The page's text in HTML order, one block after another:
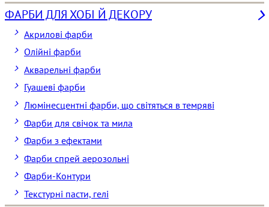
ФАРБИ ДЛЯ ХОБІ Й ДЕКОРУ
Акрилові фарби
Олійні фарби
Акварельні фарби
Гуашеві фарби
Люмінесцентні фарби, що світяться в темряві
Фарби для свічок та мила
Фарби з ефектами
Фарби спрей аерозольні
Фарби-Контури
Текстурні пасти, гелі